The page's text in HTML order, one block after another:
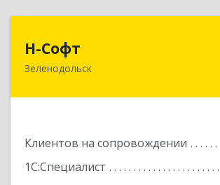
Н-Софт
Зеленодольск
Клиентов на сопровождении
1С:Специалист
422521, Татарстан Респ